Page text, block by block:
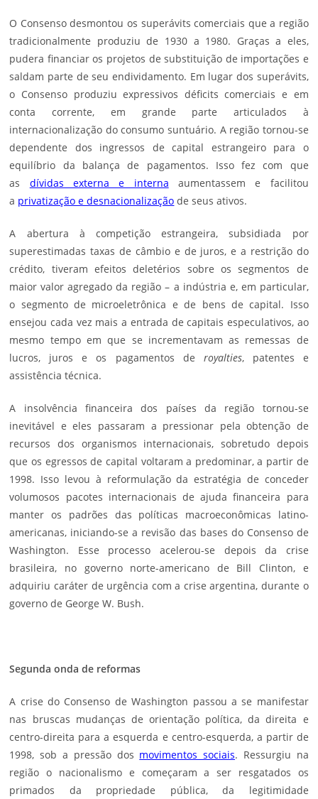
O Consenso desmontou os superávits comerciais que a região
tradicionalmente produziu de 1930 a 1980. Graças a eles,
pudera financiar os projetos de substituição de importações e
saldam parte de seu endividamento. Em lugar dos superávits,
o Consenso produziu expressivos déficits comerciais e em
conta corrente, em grande parte articulados à
internacionalização do consumo suntuário. A região tornou-se
dependente dos ingressos de capital estrangeiro para o
equilíbrio da balança de pagamentos. Isso fez com que
as dívidas externa e interna
aumentassem e facilitou
a privatização e desnacionalização de seus ativos.
A abertura à competição estrangeira, subsidiada por
superestimadas taxas de câmbio e de juros, e a restrição do
crédito, tiveram efeitos deletérios sobre os segmentos de
maior valor agregado da região – a indústria e, em particular,
o segmento de microeletrônica e de bens de capital. Isso
ensejou cada vez mais a entrada de capitais especulativos, ao
mesmo tempo em que se incrementavam as remessas de
lucros, juros e os pagamentos de royalties, patentes e
assistência técnica.
A insolvência financeira dos países da região tornou-se
inevitável e eles passaram a pressionar pela obtenção de
recursos dos organismos internacionais, sobretudo depois
que os egressos de capital voltaram a predominar, a partir de
1998. Isso levou à reformulação da estratégia de conceder
volumosos pacotes internacionais de ajuda financeira para
manter os padrões das políticas macroeconômicas latino-
americanas, iniciando-se a revisão das bases do Consenso de
Washington. Esse processo acelerou-se depois da crise
brasileira, no governo norte-americano de Bill Clinton, e
adquiriu caráter de urgência com a crise argentina, durante o
governo de George W. Bush.
Segunda onda de reformas
A crise do Consenso de Washington passou a se manifestar
nas bruscas mudanças de orientação política, da direita e
centro-direita para a esquerda e centro-esquerda, a partir de
1998, sob a pressão dos movimentos sociais. Ressurgiu na
região o nacionalismo e começaram a ser resgatados os
primados da propriedade pública, da legitimidade